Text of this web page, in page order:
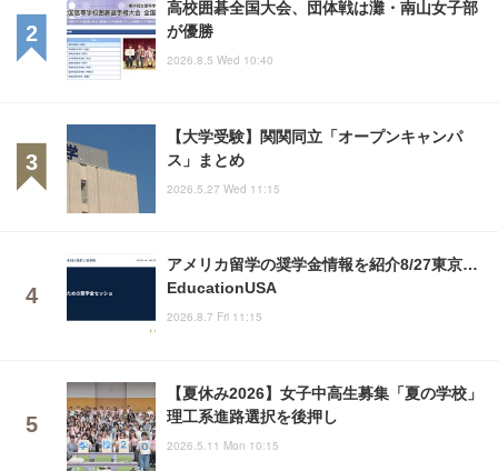
高校囲碁全国大会、団体戦は灘・南山女子部
が優勝
2026.8.5 Wed 10:40
【大学受験】関関同立「オープンキャンパ
ス」まとめ
2026.5.27 Wed 11:15
アメリカ留学の奨学金情報を紹介8/27東京…
EducationUSA
2026.8.7 Fri 11:15
【夏休み2026】女子中高生募集「夏の学校」
理工系進路選択を後押し
2026.5.11 Mon 10:15